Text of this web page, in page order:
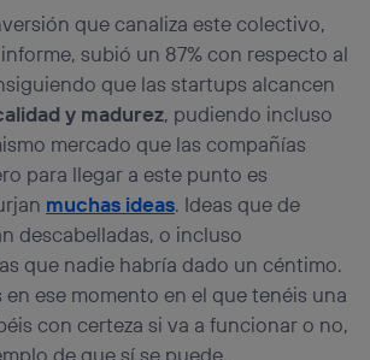
que canaliza este colectivo,
subió un 87% con respecto al
que las startups alcancen
y madurez, pudiendo incluso
mercado que las compañías
para llegar a este punto es
muchas ideas. Ideas que de
descabelladas, o incluso
que nadie habría dado un céntimo.
en ese momento en el que tenéis una
con certeza si va a funcionar o no,
de que sí se puede.
cuenta de cliente de
vinculada a la conexión que utilizas
teléfono móvil).
se asigna a la conexión de internet, por
que conecte su dispositivo y
la tecnología recibirá el mismo
conexión de banda ancha
(p. ej., Wi-Fi),
se realizará en función de las
navegación de los miembros del hogar
su consentimiento.
móviles, el marketing será más
ya que se basará únicamente en la
usuario del móvil.